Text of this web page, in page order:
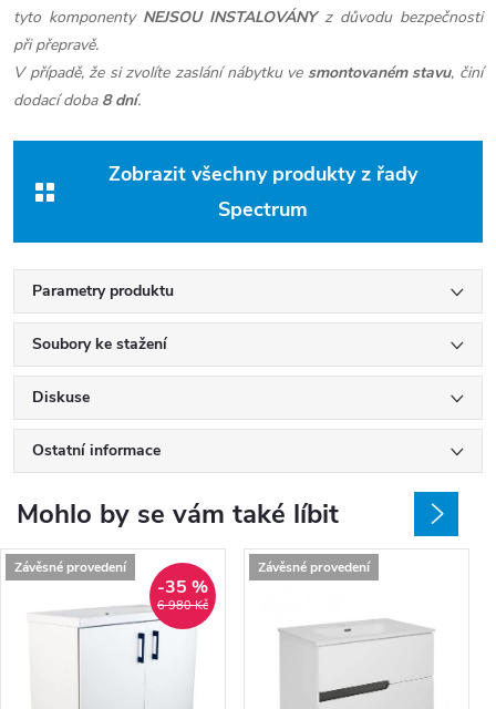
tyto komponenty NEJSOU INSTALOVÁNYz důvodu bezpečnosti
při přepravě.
V případě, že si zvolíte zaslání nábytku ve smontovaném stavu, činí
dodací doba 8 dní.
Zobrazit všechny produkty z řady
Spectrum
Parametry produktu
Soubory ke stažení
Diskuse
Ostatní informace
Mohlo by se vám také líbit
6 980 Kč
-35 %
Závěsné provedení Závěsné provedení